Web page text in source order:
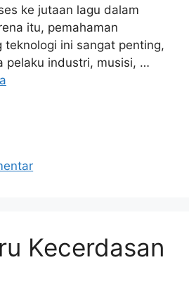
ke jutaan lagu dalam
itu, pemahaman
teknologi ini sangat penting,
pelaku industri, musisi, …
Kecerdasan